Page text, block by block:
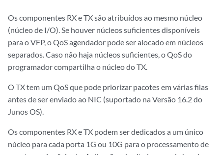
Os componentes RX e TX são atribuídos ao mesmo núcleo
(núcleo de I/O). Se houver núcleos suficientes disponíveis
para o VFP, o QoS agendador pode ser alocado em núcleos
separados. Caso não haja núcleos suficientes, o QoS do
programador compartilha o núcleo do TX.
O TX tem um QoS que pode priorizar pacotes em várias filas
antes de ser enviado ao NIC (suportado na Versão 16.2 do
Junos OS).
Os componentes RX e TX podem ser dedicados a um único
núcleo para cada porta 1G ou 10G para o processamento de